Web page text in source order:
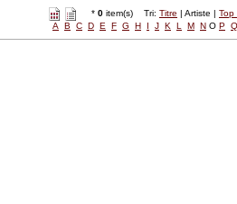
* 0 item(s) Tri: Titre | Artiste | Top
A
B C D E F G H I J K L M N O P Q